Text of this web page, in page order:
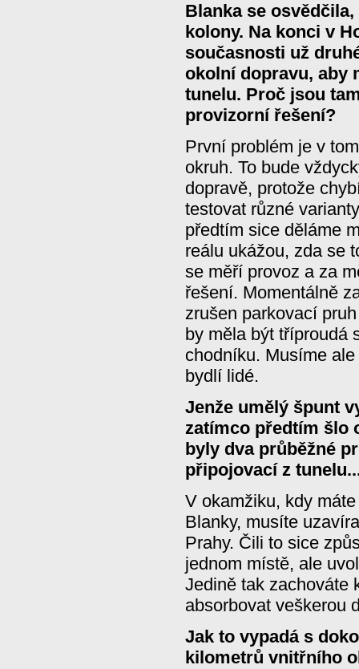
Blanka se
kolony. Na konci v
současnosti už
okolní dopravu, aby
tunelu. Proč jsou
provizorní řešení?
První problém je v
okruh. To bude
dopravě, protože
testovat různé
předtím sice děláme
reálu ukážou, zda se
se měří provoz a za
řešení. Momentálně
zrušen parkovací
by měla být tříproudá
chodníku. Musíme
bydlí lidé.
Jenže umělý špunt
zatímco předtím šlo
byly dva průběžné
připojovací z
V okamžiku, kdy
Blanky, musíte
Prahy. Čili to sice
jednom místě, ale
Jedině tak zachováte
absorbovat veškerou
Jak to vypadá s
kilometrů vnitřního